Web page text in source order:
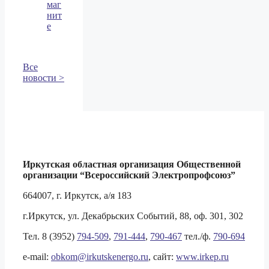
маг
нит
е
Все
новости >
Иркутская областная организация Общественной
организации “Всероссийский Электропрофсоюз”
664007, г. Иркутск, а/я 183
г.Иркутск, ул. Декабрьских Событий, 88, оф. 301, 302
Тел. 8 (3952) 794-509, 791-444, 790-467 тел./ф. 790-694
e-mail: obkom@irkutskenergo.ru, cайт: www.irkep.ru